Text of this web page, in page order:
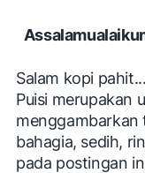
Salam kopi pahit...
Puisi merupakan
menggambarkan
bahagia, sedih,
pada postingan